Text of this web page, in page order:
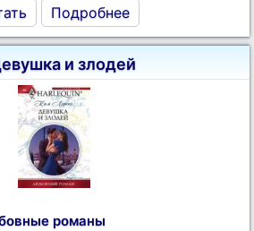
Подробнее
и злодей
романы